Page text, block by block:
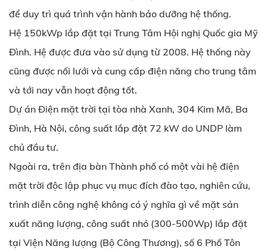
để duy trì quá trình vận hành bảo dưỡng hệ thống.
Hệ 150kWp lắp đặt tại Trung Tâm Hội nghị Quốc gia Mỹ
Đình. Hệ được đưa vào sử dụng từ 2008. Hệ thống này
cũng được nối lưới và cung cấp điện năng cho trung tâm
và tới nay vẫn hoạt động tốt.
Dự án Điện mặt trời tại tòa nhà Xanh, 304 Kim Mã, Ba
Đình, Hà Nội, công suất lắp đặt 72 kW do UNDP làm
chủ đầu tư.
Ngoài ra, trên địa bàn Thành phố có một vài hệ điện
mặt trời độc lập phục vụ mục đích đào tạo, nghiên cứu,
trình diễn công nghệ không có ý nghĩa gì về mặt sản
xuất năng lượng, công suất nhỏ (300-500Wp) lắp đặt
tại Viện Năng lượng (Bộ Công Thương), số 6 Phố Tôn